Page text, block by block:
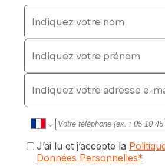
Indiquez votre nom
Indiquez votre prénom
E-mail
J’ai lu et j’accepte la
Données Personnelles*